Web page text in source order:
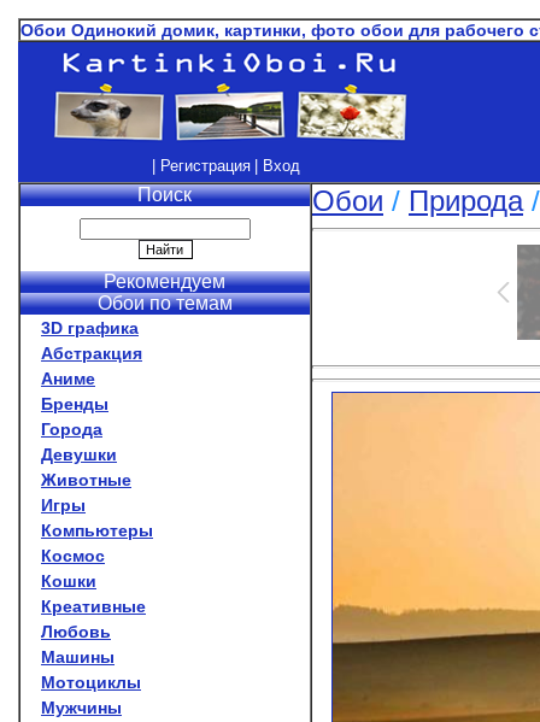
Обои Одинокий домик, картинки, фото обои для рабочего
| Регистрация | Вход
Поиск
Рекомендуем
Обои по темам
3D графика
Абстракция
Аниме
Бренды
Города
Девушки
Животные
Игры
Компьютеры
Космос
Кошки
Креативные
Любовь
Машины
Мотоциклы
Мужчины
Обои / Природа